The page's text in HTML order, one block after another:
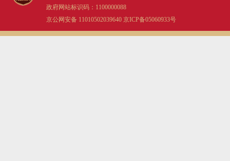
政府网站标识码：1100000088
京公网安备 11010502039640 京ICP备05060933号